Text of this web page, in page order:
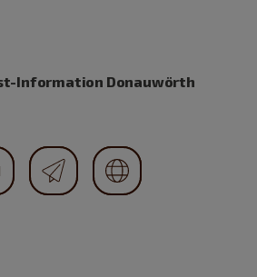
Information Donauwörth